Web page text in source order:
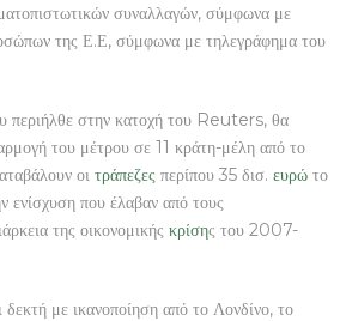
συναλλαγών, σύμφωνα με
της Ε.Ε, σύμφωνα με τηλεγράφημα του
περιήλθε στην κατοχή του Reuters, θα
του μέτρου σε 11 κράτη-μέλη από το
οι τράπεζες περίπου 35 δισ. ευρώ το
ενίσχυση που έλαβαν από τους
της οικονομικής κρίσης του 2007-
δεκτή με ικανοποίηση από το Λονδίνο, το